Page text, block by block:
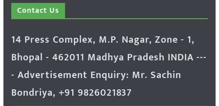
Contact Us
14 Press Complex, M.P. Nagar, Zone - 1,
Bhopal - 462011 Madhya Pradesh INDIA ---
- Advertisement Enquiry: Mr. Sachin
Bondriya, +91 9826021837